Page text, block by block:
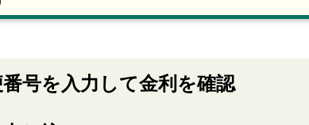
番号を入力して金利を確認